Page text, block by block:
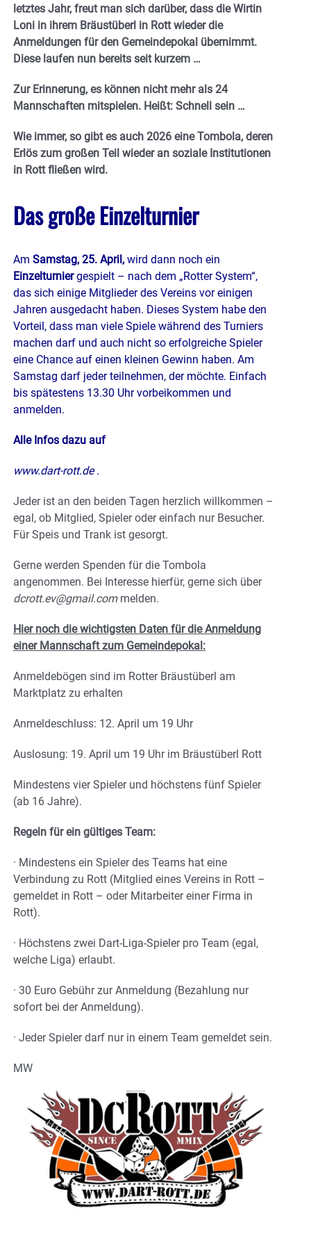
letztes Jahr, freut man sich darüber, dass die Wirtin
Loni in ihrem Bräustüberl in Rott wieder die
Anmeldungen für den Gemeindepokal übernimmt.
Diese laufen nun bereits seit kurzem …
Zur Erinnerung, es können nicht mehr als 24
Mannschaften mitspielen. Heißt: Schnell sein …
Wie immer, so gibt es auch 2026 eine Tombola, deren
Erlös zum großen Teil wieder an soziale Institutionen
in Rott fließen wird.
Das große Einzelturnier
Am Samstag, 25. April, wird dann noch ein
Einzelturniergespielt – nach dem „Rotter System“,
das sich einige Mitglieder des Vereins vor einigen
Jahren ausgedacht haben. Dieses System habe den
Vorteil, dass man viele Spiele während des Turniers
machen darf und auch nicht so erfolgreiche Spieler
eine Chance auf einen kleinen Gewinn haben. Am
Samstag darf jeder teilnehmen, der möchte. Einfach
bis spätestens 13.30 Uhr vorbeikommen und
anmelden.
Alle Infos dazu auf
www.dart-rott.de .
Jeder ist an den beiden Tagen herzlich willkommen –
egal, ob Mitglied, Spieler oder einfach nur Besucher.
Für Speis und Trank ist gesorgt.
Gerne werden Spenden für die Tombola
angenommen. Bei Interesse hierfür, gerne sich über
dcrott.ev@gmail.commelden.
Hier noch die wichtigsten Daten für die Anmeldung
einer Mannschaft zum Gemeindepokal:
Anmeldebögen sind im Rotter Bräustüberl am
Marktplatz zu erhalten
Anmeldeschluss: 12. April um 19 Uhr
Auslosung: 19. April um 19 Uhr im Bräustüberl Rott
Mindestens vier Spieler und höchstens fünf Spieler
(ab 16 Jahre).
Regeln für ein gültiges Team:
· Mindestens ein Spieler des Teams hat eine
Verbindung zu Rott (Mitglied eines Vereins in Rott –
gemeldet in Rott – oder Mitarbeiter einer Firma in
Rott).
· Höchstens zwei Dart-Liga-Spieler pro Team (egal,
welche Liga) erlaubt.
· 30 Euro Gebühr zur Anmeldung (Bezahlung nur
sofort bei der Anmeldung).
· Jeder Spieler darf nur in einem Team gemeldet sein.
MW